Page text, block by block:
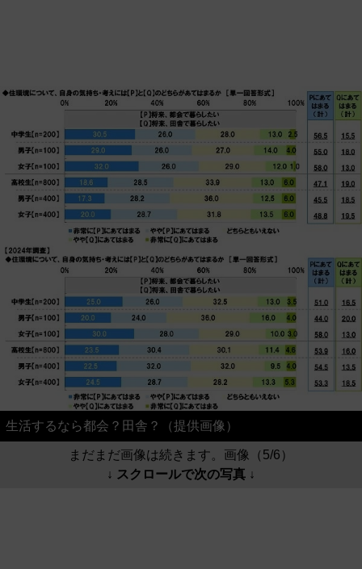
生活するなら都会？田舎？（提供画像）
まだまだ画像は続きます。画像（5/6）
↓ スクロールで次の写真 ↓